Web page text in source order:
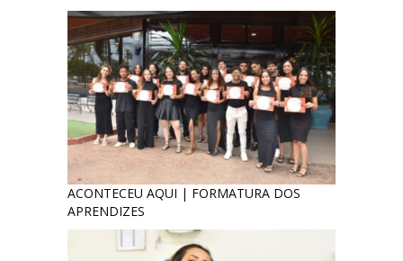
ACONTECEU AQUI | FORMATURA DOS
APRENDIZES